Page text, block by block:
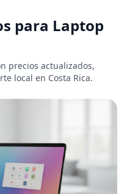
para Laptop
precios actualizados,
local en Costa Rica.